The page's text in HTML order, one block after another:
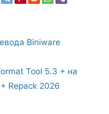
Biniware
Tool 5.3 + на
Repack 2026